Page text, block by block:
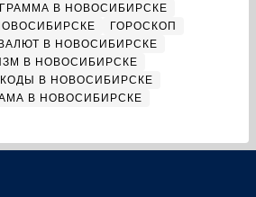
В НОВОСИБИРСКЕ
ГОРОСКОП
В НОВОСИБИРСКЕ
В НОВОСИБИРСКЕ
В НОВОСИБИРСКЕ
В НОВОСИБИРСКЕ